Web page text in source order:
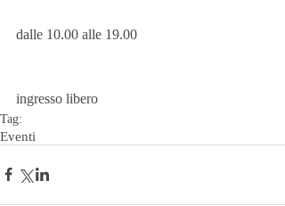
dalle 10.00 alle 19.00
ingresso libero
Tag:
Eventi